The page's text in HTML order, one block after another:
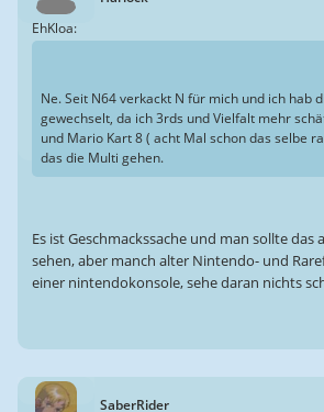
EhKloa:
Ne. Seit N64 verkackt N für mich und ich hab
gewechselt, da ich 3rds und Vielfalt mehr
und Mario Kart 8 ( acht Mal schon das selbe
das die Multi gehen.
Es ist Geschmackssache und man sollte das
sehen, aber manch alter Nintendo- und
einer nintendokonsole, sehe daran nichts
SaberRider